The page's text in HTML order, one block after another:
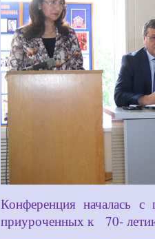
Конференция началась
приуроченных к 70-